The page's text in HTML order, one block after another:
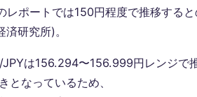
ポートでは150円程度で推移すると
研究所)。
は156.294〜156.999円レンジで
となっているため、